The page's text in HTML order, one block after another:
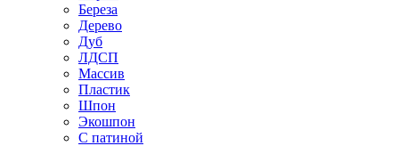
Береза
Дерево
Дуб
ЛДСП
Массив
Пластик
Шпон
Экошпон
С патиной